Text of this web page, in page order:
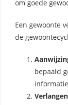
om goede
Een gewoonte
de
bepaald